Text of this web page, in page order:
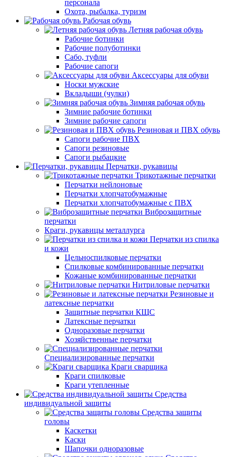
персонала
Охота, рыбалка, туризм
Рабочая обувь
Летняя рабочая обувь
Рабочие ботинки
Рабочие полуботинки
Сабо, туфли
Рабочие сапоги
Аксессуары для обуви
Носки мужские
Вкладыши (чулки)
Зимняя рабочая обувь
Зимние рабочие ботинки
Зимние рабочие сапоги
Резиновая и ПВХ обувь
Сапоги рабочие ПВХ
Сапоги резиновые
Сапоги рыбацкие
Перчатки, рукавицы
Трикотажные перчатки
Перчатки нейлоновые
Перчатки хлопчатобумажные
Перчатки хлопчатобумажные с ПВХ
Виброзащитные
перчатки
Краги, рукавицы металлурга
Перчатки из спилка
и кожи
Цельноспилковые перчатки
Спилковые комбинированные перчатки
Кожаные комбинированные перчатки
Нитриловые перчатки
Резиновые и
латексные перчатки
Защитные перчатки КЩС
Латексные перчатки
Одноразовые перчатки
Хозяйственные перчатки
Специализированные перчатки
Краги сварщика
Краги спилковые
Краги утепленные
Средства
индивидуальной защиты
Средства защиты
головы
Каскетки
Каски
Шапочки одноразовые